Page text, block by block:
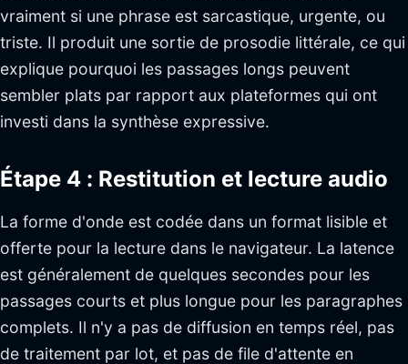
vraiment si une phrase est sarcastique, urgente, ou
triste. Il produit une sortie de prosodie littérale, ce qui
explique pourquoi les passages longs peuvent
sembler plats par rapport aux plateformes qui ont
investi dans la synthèse expressive.
Étape 4 : Restitution et lecture audio
La forme d'onde est codée dans un format lisible et
offerte pour la lecture dans le navigateur. La latence
est généralement de quelques secondes pour les
passages courts et plus longue pour les paragraphes
complets. Il n'y a pas de diffusion en temps réel, pas
de traitement par lot, et pas de file d'attente en